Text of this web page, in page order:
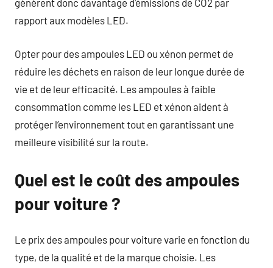
génèrent donc davantage d’émissions de CO2 par
rapport aux modèles LED.
Opter pour des ampoules LED ou xénon permet de
réduire les déchets en raison de leur longue durée de
vie et de leur efficacité. Les ampoules à faible
consommation comme les LED et xénon aident à
protéger l’environnement tout en garantissant une
meilleure visibilité sur la route.
Quel est le coût des ampoules
pour voiture ?
Le prix des ampoules pour voiture varie en fonction du
type, de la qualité et de la marque choisie. Les